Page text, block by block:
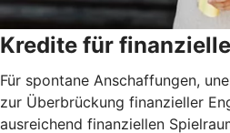
Kredite für
Für spontane Anschaffungen,
zur Überbrückung finanzieller
ausreichend finanziellen